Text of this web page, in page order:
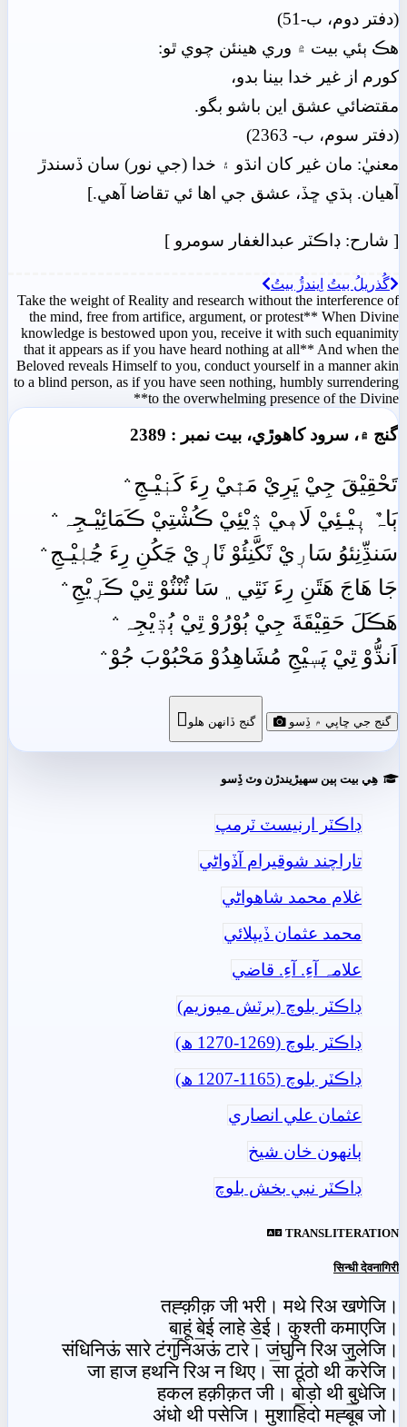
(دفتر دوم، ب-51)
هڪ ٻئي بيت ۾ وري هينئن چوي ٿو:
کورم از غير خدا بينا بدو،
مقتضائي عشق اين باشو بگو.
(دفتر سوم، ب- 2363)
معنيٰ: مان غير کان انڌو ۽ خدا (جي نور) سان ڏسندڙ
آهيان. ٻڌي ڇڏ، عشق جي اها ئي تقاضا آهي.]
[ شارح: ڊاڪٽر عبدالغفار سومرو ]
گُذريلُ بيتُ اِيندڙُ بيتُ
Take the weight of Reality and research without the interference of
the mind, free from artifice, argument, or protest** When Divine
knowledge is bestowed upon you, receive it with such equanimity
that it appears as if you have heard nothing at all** And when the
Beloved reveals Himself to you, conduct yourself in a manner akin
to a blind person, as if you have seen nothing, humbly surrendering
to the overwhelming presence of the Divine**
گنج ۾، سرود کاھوڙي، بيت نمبر : 2389
تَحْقِيْقَ جِيْ ڀَرِيْ مَٿٖيْ رِءَ کَنٖيْـجِ﮶
ٻَاہٌ ٻٖيْـئِيْ لَاهٖيْ ڎٖيْئِيْ ڪُشْتِيْ ڪَمَائِيْـجِہ﮶
سَنڌِّنِئوُ سَارٖيْ ٽَکَّنِئُوْ ٽَارٖيْ ڃَکُنِ رِءَ ڃُلٖيْـجِ﮶
جَا هَاجَ هَٿَنِ رِءَ نَٿِي﮼ سَا ٽُنْٽُوْ ٿِيْ ڪَرٖيْجِ﮶
هَڪَلَ حَقِيْقَةَ جِيْ ٻُوْرُوْ ٿِيْ ٻُڌٖيْجِہ﮶
اَنڌُّوْ ٿِيْ پَسٖيْجِ مُشَاهِدُوْ مَحْبُوْبَ جُوْ﮶
گنج جي ڇاپي ۾ ڏِسو گنج ڏانھن ھلو 
ھِي بيت ٻين سھيڙيندڙن وٽ ڏِسو
ڊاڪٽر ارنيسٽ ٽرمپ
تاراچند شوقيرام آڏواڻي
غلام محمد شاھواڻي
محمد عثمان ڏيپلائي
علامہ آءِ. آءِ. قاضي
ڊاڪٽر بلوچ (برٽش ميوزيم)
ڊاڪٽر بلوچ (1269-1270 ھ)
ڊاڪٽر بلوچ (1165-1207 ھ)
عثمان علي انصاري
ٻانهون خان شيخ
ڊاڪٽر نبي بخش بلوچ
TRANSLITERATION
सिन्धी देवनागिरी
तह्क़ीक़ जी भरी। मथे रिअ खणेजि।
बा॒हूं बे॒ई लाहे डे॒ई। कुश्ती कमाएजि।
संधिनिऊं सारे टंगुनिअऊं टारे। जं॒घुनि रिअ जु॒लेजि।
जा हाज हथनि रिअ न थिए। सा ठूंठो थी करेजि।
हकल हक़ीक़त जी। बो॒ड़ो थी बु॒धेजि।
अंधो थी पसेजि। मुशाहिदो मह्बूब जो।